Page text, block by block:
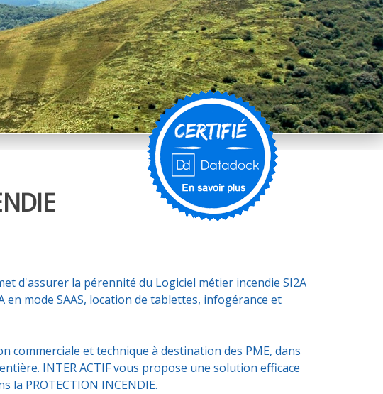
d'assurer la pérennité du Logiciel métier incendie SI2A
mode SAAS, location de tablettes, infogérance et
commerciale et technique à destination des PME, dans
INTER ACTIF vous propose une solution efficace
la PROTECTION INCENDIE.